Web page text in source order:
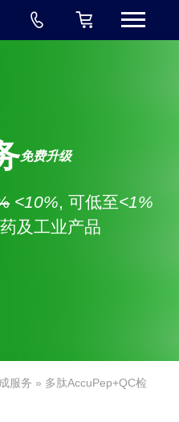
免费升级
<10%, 可低至<1%
及工业产品
服务 » 多肽AccuPep+QC检